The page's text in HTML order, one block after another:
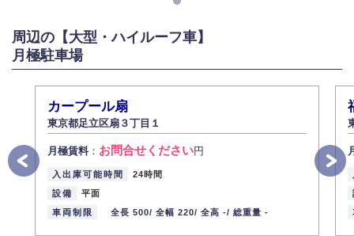
また、個人情報の内容に誤りがあり、ご本人から訂正・追加・削除の請求
6.個人情報管理の社内教育
弊社社員全員が、個人情報の取り扱いについての重要性を理解し、より適
切に管理するよう社内教育を実施してまいります。
代表取締役社長 野口 幸男
周辺の【大型・ハイルーフ車】
月極駐車場
カープール扇
東京都足立区扇３丁目１
月極賃料： お問合せください円
入出庫可能時間
24時間
設備
平面
車両制限
全長 500/ 全幅 220/ 全高 -/ 総重量 -